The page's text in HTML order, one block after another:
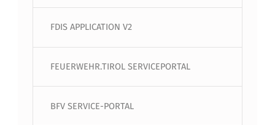
FDIS APPLICATION V2
FEUERWEHR.TIROL SERVICEPORTAL
BFV SERVICE-PORTAL